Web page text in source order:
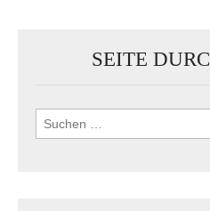
SEITE
Suchen
nach: